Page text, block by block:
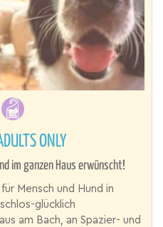
ONLY
im ganzen Haus erwünscht!
Mensch und Hund in
glücklich
am Bach, an Spazier- und